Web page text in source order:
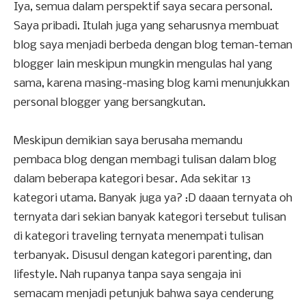
Iya, semua dalam perspektif saya secara personal.
Saya pribadi. Itulah juga yang seharusnya membuat
blog saya menjadi berbeda dengan blog teman-teman
blogger lain meskipun mungkin mengulas hal yang
sama, karena masing-masing blog kami menunjukkan
personal blogger yang bersangkutan.
Meskipun demikian saya berusaha memandu
pembaca blog dengan membagi tulisan dalam blog
dalam beberapa kategori besar. Ada sekitar 13
kategori utama. Banyak juga ya? :D daaan ternyata oh
ternyata dari sekian banyak kategori tersebut tulisan
di kategori traveling ternyata menempati tulisan
terbanyak. Disusul dengan kategori parenting, dan
lifestyle. Nah rupanya tanpa saya sengaja ini
semacam menjadi petunjuk bahwa saya cenderung